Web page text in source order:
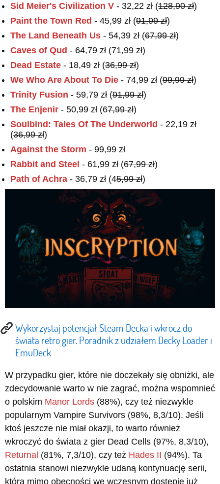
Sid Meier's Civilization V - 32,22 zł (128,90 zł)
Paint the Town Red - 45,99 zł (91,99 zł)
The Land Beneath Us - 54,39 zł (67,99 zł)
Caves of Qud - 64,79 zł (71,99 zł)
Dead Estate - 18,49 zł (36,99 zł)
We Who Are About To Die - 74,99 zł (99,99 zł)
Trinity Fusion - 59,79 zł (91,99 zł)
The Enjenir - 50,99 zł (67,99 zł)
Soulbind: Tales Of The Underworld - 22,19 zł
(36,99 zł)
Against the Storm - 99,99 zł
Rabbit and Steel - 61,99 zł (67,99 zł)
Path of Achra - 36,79 zł (45,99 zł)
Wykorzystaj potencjał Steam Decka i wkrocz do
świata retro gier. Poradnik z udziałem Decky Loader i
EmuDeck
W przypadku gier, które nie doczekały się obniżki, ale
zdecydowanie warto w nie zagrać, można wspomnieć
o polskim Manor Lords (88%), czy też niezwykle
popularnym Vampire Survivors (98%, 8,3/10). Jeśli
ktoś jeszcze nie miał okazji, to warto również
wkroczyć do świata z gier Dead Cells (97%, 8,3/10),
Returnal (81%, 7,3/10), czy też Hades II (94%). Ta
ostatnia stanowi niezwykle udaną kontynuację serii,
która mimo obecności we wczesnym dostępie już